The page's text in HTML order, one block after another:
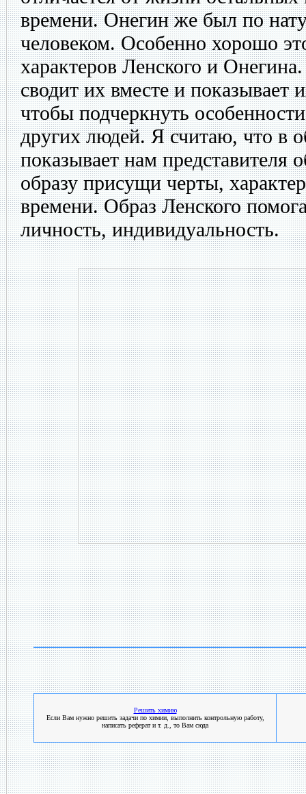
времени. Онегин же был по
человеком. Особенно хорошо
характеров Ленского и
сводит их вместе и показывает
чтобы подчеркнуть
других людей. Я считаю, что в
показывает нам представителя
образу присущи черты,
времени. Образ Ленского
личность, индивидуальность.
Решить химию
Если Вам нужно решить задачи по химии, выполнить контрольную работу,
написать реферат и т. д., то Вам сюда